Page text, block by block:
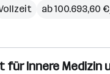
ab 100.693,60
für Innere Medizin